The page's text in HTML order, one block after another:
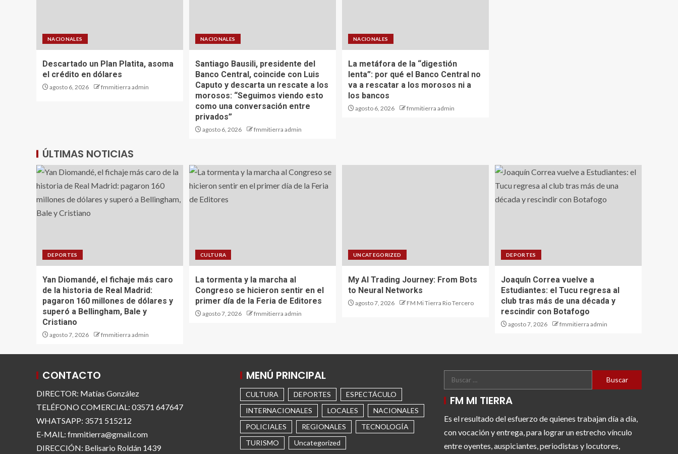
NACIONALES
Descartado un Plan Platita, asoma
el crédito en dólares
agosto 6, 2026 fmmitierra admin
NACIONALES
Santiago Bausili, presidente del
Banco Central, coincide con Luis
Caputo y descarta un rescate a los
morosos: “Seguimos viendo esto
como una conversación entre
privados”
agosto 6, 2026 fmmitierra admin
NACIONALES
La metáfora de la “digestión
lenta”: por qué el Banco Central no
va a rescatar a los morosos ni a
los bancos
agosto 6, 2026 fmmitierra admin
ÚLTIMAS NOTICIAS
DEPORTES
Yan Diomandé, el fichaje más caro
de la historia de Real Madrid:
pagaron 160 millones de dólares y
superó a Bellingham, Bale y
Cristiano
agosto 7, 2026 fmmitierra admin
CULTURA
La tormenta y la marcha al
Congreso se hicieron sentir en el
primer día de la Feria de Editores
agosto 7, 2026 fmmitierra admin
UNCATEGORIZED
My AI Trading Journey: From Bots
to Neural Networks
agosto 7, 2026 FM Mi Tierra Rio Tercero
DEPORTES
Joaquín Correa vuelve a
Estudiantes: el Tucu regresa al
club tras más de una década y
rescindir con Botafogo
agosto 7, 2026 fmmitierra admin
CONTACTO
DIRECTOR: Matías González
TELÉFONO COMERCIAL: 03571 647647
WHATSAPP: 3571 515212
E-MAIL: fmmitierra@gmail.com
DIRECCIÓN: Belisario Roldán 1439
MENÚ PRINCIPAL
CULTURA DEPORTES
ESPECTÁCULO
INTERNACIONALES
LOCALES
NACIONALES
POLICIALES
REGIONALES
TECNOLOGÍA
TURISMO
Uncategorized
FM MI TIERRA
Es el resultado del esfuerzo de quienes trabajan día a día,
con vocación y entrega, para lograr un estrecho vínculo
entre oyentes, auspiciantes, periodistas y locutores,